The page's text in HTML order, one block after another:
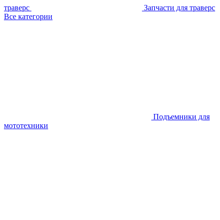
траверс
Запчасти для траверс
Все категории
Подъемники для
мототехники